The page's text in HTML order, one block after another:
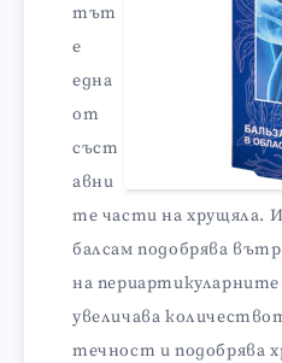
тът
е
една
от
съст
авни
те части на хрущяла.
балсам подобрява
на
увеличава
течност и подобрява